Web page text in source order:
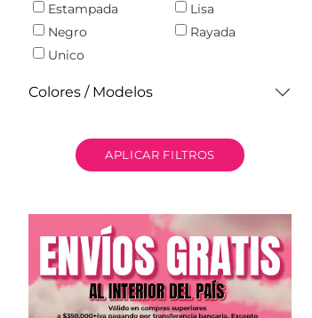
Estampada
Lisa
Negro
Rayada
Unico
Colores / Modelos
APLICAR FILTROS